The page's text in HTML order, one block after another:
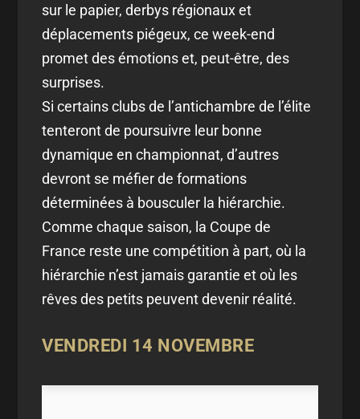
sur le papier, derbys régionaux et
déplacements piégeux, ce week-end
promet des émotions et, peut-être, des
surprises.
Si certains clubs de l’antichambre de l’élite
tenteront de poursuivre leur bonne
dynamique en championnat, d’autres
devront se méfier de formations
déterminées à bousculer la hiérarchie.
Comme chaque saison, la Coupe de
France reste une compétition à part, où la
hiérarchie n’est jamais garantie et où les
rêves des petits peuvent devenir réalité.
VENDREDI 14 NOVEMBRE